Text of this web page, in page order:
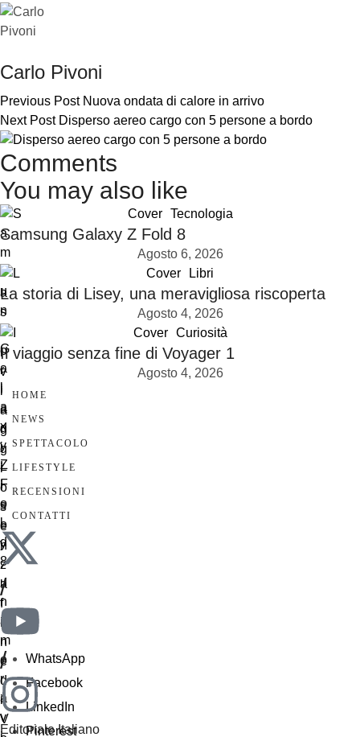
Carlo Pivoni
Previous Post Nuova ondata di calore in arrivo
Next Post Disperso aereo cargo con 5 persone a bordo
Comments
You may also like
Cover Tecnologia
Samsung Galaxy Z Fold 8
Agosto 6, 2026
Cover
Libri
La storia di Lisey, una meravigliosa riscoperta
Agosto 4, 2026
Cover
Curiosità
Il viaggio senza fine di Voyager 1
Agosto 4, 2026
HOME
NEWS
SPETTACOLO
LIFESTYLE
RECENSIONI
CONTATTI
/
/
Editoriale Italiano
WhatsApp
Facebook
LinkedIn
Pinterest